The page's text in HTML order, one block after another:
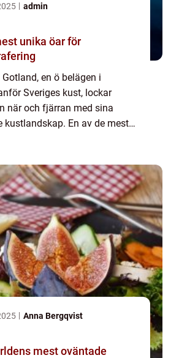
admin
unika öar för
en ö belägen i
Sveriges kust, lockar
när och fjärran med sina
kustlandskap. En av de mest
Anna Bergqvist
mest oväntade